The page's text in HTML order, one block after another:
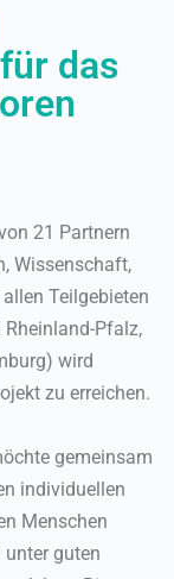
das
21 Partnern
Wissenschaft,
Teilgebieten
Pfalz,
wird
zu erreichen.
gemeinsam
individuellen
Menschen
guten